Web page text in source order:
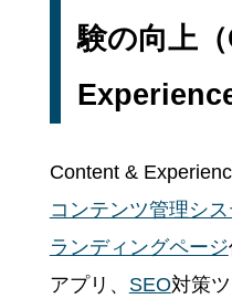
験の向上
Experience
Content &
コンテンツ管理シス
ランディングページ
アプリ、 SEO対策